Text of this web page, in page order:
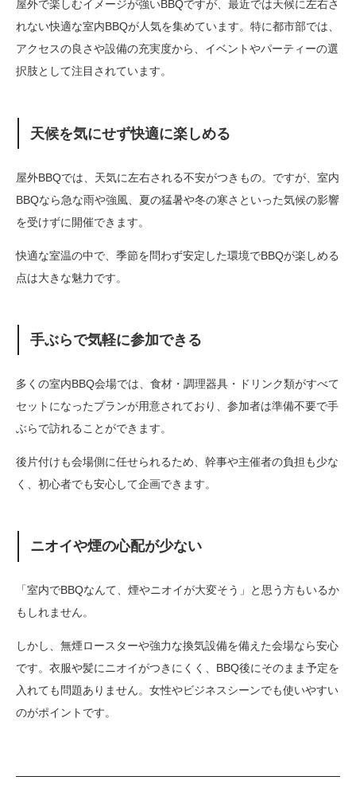
屋外で楽しむイメージが強いBBQですが、最近では天候に左右さ
れない快適な室内BBQが人気を集めています。特に都市部では、
アクセスの良さや設備の充実度から、イベントやパーティーの選
択肢として注目されています。
天候を気にせず快適に楽しめる
屋外BBQでは、天気に左右される不安がつきもの。ですが、室内
BBQなら急な雨や強風、夏の猛暑や冬の寒さといった気候の影響
を受けずに開催できます。
快適な室温の中で、季節を問わず安定した環境でBBQが楽しめる
点は大きな魅力です。
手ぶらで気軽に参加できる
多くの室内BBQ会場では、食材・調理器具・ドリンク類がすべて
セットになったプランが用意されており、参加者は準備不要で手
ぶらで訪れることができます。
後片付けも会場側に任せられるため、幹事や主催者の負担も少な
く、初心者でも安心して企画できます。
ニオイや煙の心配が少ない
「室内でBBQなんて、煙やニオイが大変そう」と思う方もいるか
もしれません。
しかし、無煙ロースターや強力な換気設備を備えた会場なら安心
です。衣服や髪にニオイがつきにくく、BBQ後にそのまま予定を
入れても問題ありません。女性やビジネスシーンでも使いやすい
のがポイントです。